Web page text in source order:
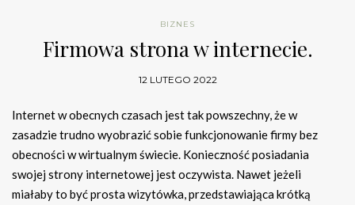
BIZNES
Firmowa strona w internecie.
12 LUTEGO 2022
Internet w obecnych czasach jest tak powszechny, że w
zasadzie trudno wyobrazić sobie funkcjonowanie firmy bez
obecności w wirtualnym świecie. Konieczność posiadania
swojej strony internetowej jest oczywista. Nawet jeżeli
miałaby to być prosta wizytówka, przedstawiająca krótką